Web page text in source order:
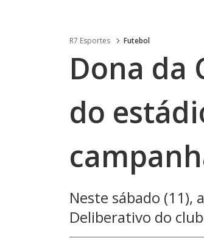
R7 Esportes Futebol
Dona da
do
Neste sábado (11),
Deliberativo do